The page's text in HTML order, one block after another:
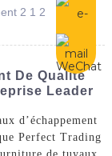
2 1 2
De Qualité
Leader
d’échappement
Perfect Trading